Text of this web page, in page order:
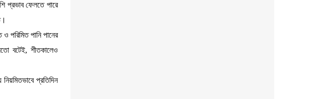
প্রভাব ফেলতে পারে
পরিমিত পানি পানের
বটেই, শীতকালেও
প্রতিদিন